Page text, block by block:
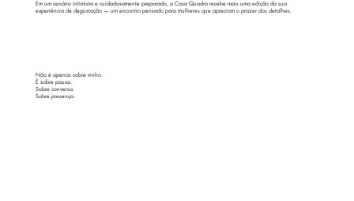
Em um cenário intimista e cuidadosamente preparado, a Casa Quadra recebe mais uma edição da sua
experiência de degustação — um encontro pensado para mulheres que apreciam o prazer dos detalhes.
Não é apenas sobre vinho.
É sobre pausa.
Sobre conversa.
Sobre presença.